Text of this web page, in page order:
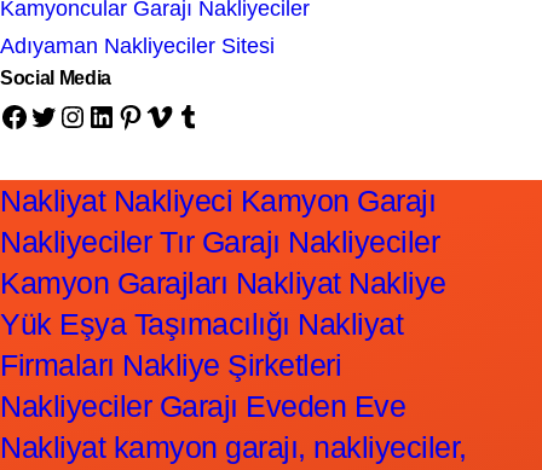
Kamyoncular Garajı Nakliyeciler
Adıyaman Nakliyeciler Sitesi
Social Media
Facebook Twitter Instagram LinkedIn Pinterest Vimeo Tumblr
Nakliyat Nakliyeci Kamyon Garajı
Nakliyeciler Tır Garajı Nakliyeciler
Kamyon Garajları Nakliyat Nakliye
Yük Eşya Taşımacılığı Nakliyat
Firmaları Nakliye Şirketleri
Nakliyeciler Garajı Eveden Eve
Nakliyat kamyon garajı, nakliyeciler,